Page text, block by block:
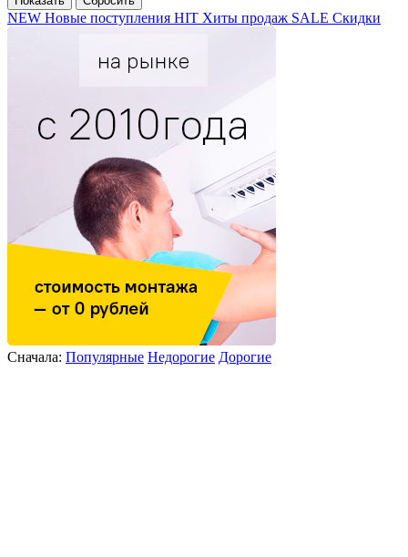
NEW Новые поступления HIT Хиты продаж SALE Скидки
Сначала: Популярные Недорогие Дорогие